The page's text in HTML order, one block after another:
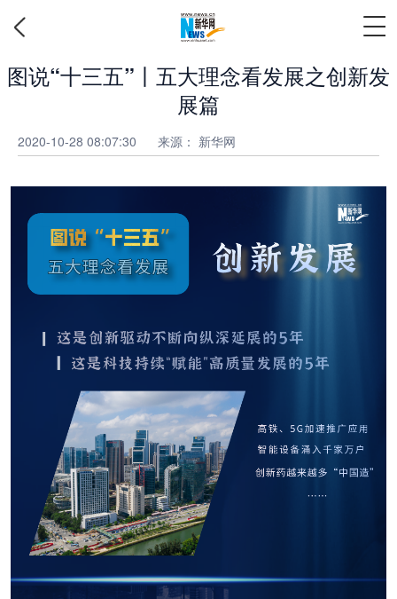
图说“十三五”丨五大理念看发展之创新发
展篇
2020-10-28 08:07:30 来源： 新华网